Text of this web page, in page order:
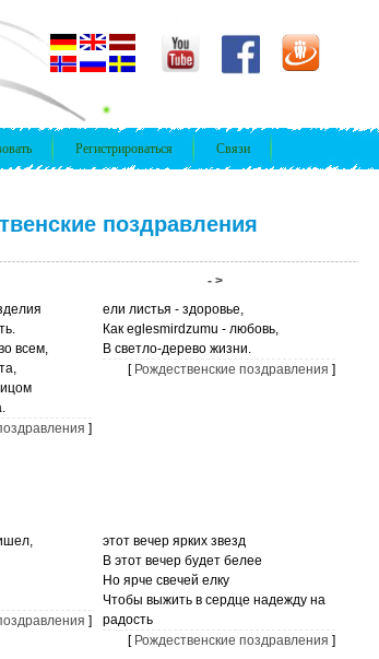
Регистрироваться Связи
поздравления
- >
всем,
]
ели листья - здоровье,
Как eglesmirdzumu - любовь,
В светло-дерево жизни.
[ Рождественские поздравления ]
]
этот вечер ярких звезд
В этот вечер будет белее
Но ярче свечей елку
Чтобы выжить в сердце надежду на
радость
[ Рождественские поздравления ]